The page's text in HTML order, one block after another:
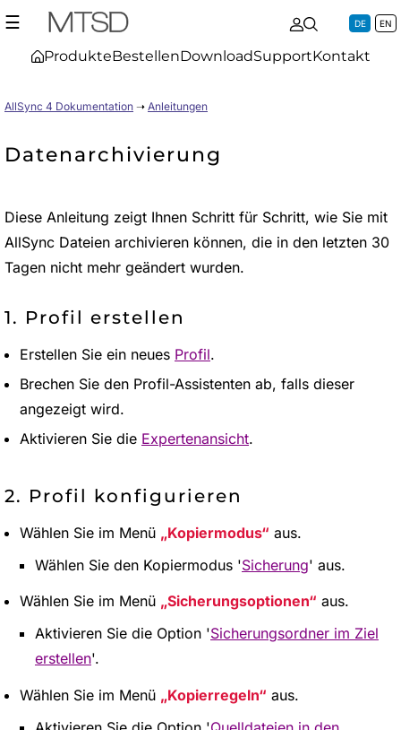
☰
ProdukteBestellenDownloadSupportKontakt
DE EN
AllSync 4 Dokumentation ➝ Anleitungen
Datenarchivierung
Diese Anleitung zeigt Ihnen Schritt für Schritt, wie Sie mit
AllSync Dateien archivieren können, die in den letzten 30
Tagen nicht mehr geändert wurden.
1. Profil erstellen
Erstellen Sie ein neues Profil.
Brechen Sie den Profil-Assistenten ab, falls dieser
angezeigt wird.
Aktivieren Sie die Expertenansicht.
2. Profil konfigurieren
Wählen Sie im Menü Kopiermodus
aus.
Wählen Sie den Kopiermodus 'Sicherung' aus.
Wählen Sie im Menü Sicherungsoptionen
aus.
Aktivieren Sie die Option 'Sicherungsordner im Ziel
erstellen'.
Wählen Sie im Menü Kopierregeln
aus.